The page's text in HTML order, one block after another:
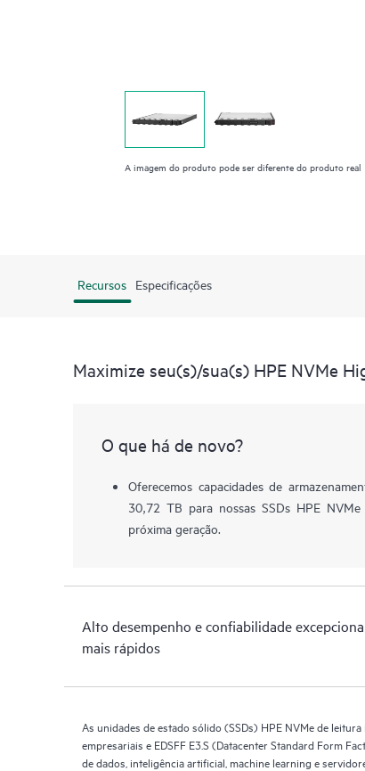
A imagem do produto pode ser diferente do produto real
Recursos Especificações
Maximize seu(s)/sua(s) HPE NVMe
O que há de novo?
Oferecemos capacidades de
30,72 TB para nossas SSDs HPE
próxima geração.
Alto desempenho e confiabilidade
mais rápidos
As unidades de estado sólido (SSDs) HPE NVMe de
empresariais e EDSFF E3.S (Datacenter Standard Form
de dados, inteligência artificial, machine learning e